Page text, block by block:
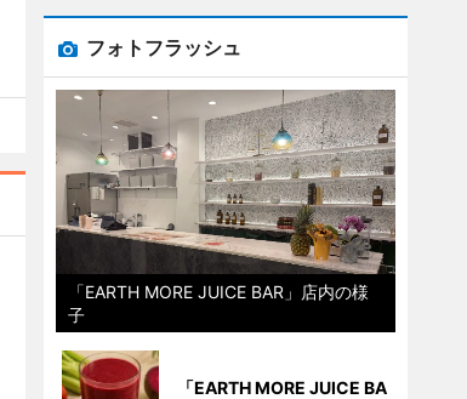
フォトフラッシュ
「EARTH MORE JUICE BAR」店内の様
子
「EARTH MORE JUICE BA